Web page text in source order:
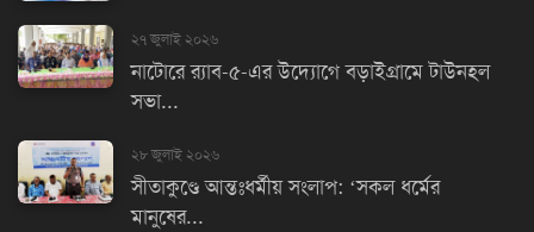
২৭ জুলাই ২০২৬
নাটোরে র‌্যাব-৫-এর উদ্যোগে বড়াইগ্রামে টাউনহল
সভা...
২৮ জুলাই ২০২৬
সীতাকুণ্ডে আন্তঃধর্মীয় সংলাপ: ‘সকল ধর্মের
মানুষের...